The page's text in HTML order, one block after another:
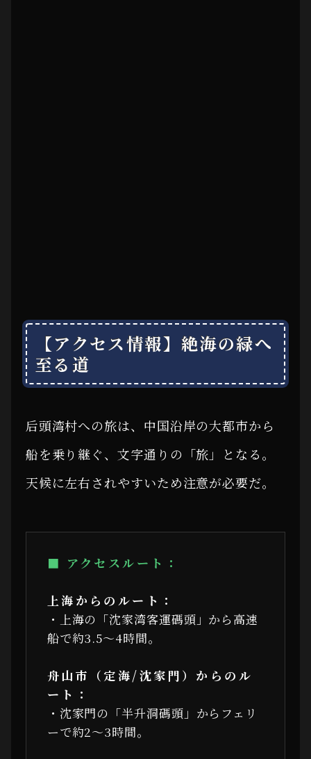
【アクセス情報】絶海の緑へ
至る道
后頭湾村への旅は、中国沿岸の大都市から
船を乗り継ぐ、文字通りの「旅」となる。
天候に左右されやすいため注意が必要だ。
■ アクセスルート：
上海からのルート：
・上海の「沈家湾客運碼頭」から高速
船で約3.5〜4時間。
舟山市（定海/沈家門）からのル
ート：
・沈家門の「半升洞碼頭」からフェリ
ーで約2〜3時間。